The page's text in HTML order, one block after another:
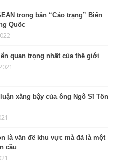
trong bản “Cáo trạng” Biển
Quốc
quan trọng nhất của thế giới
xằng bậy của ông Ngô Sĩ Tồn
là vấn đề khu vực mà đã là một
cầu